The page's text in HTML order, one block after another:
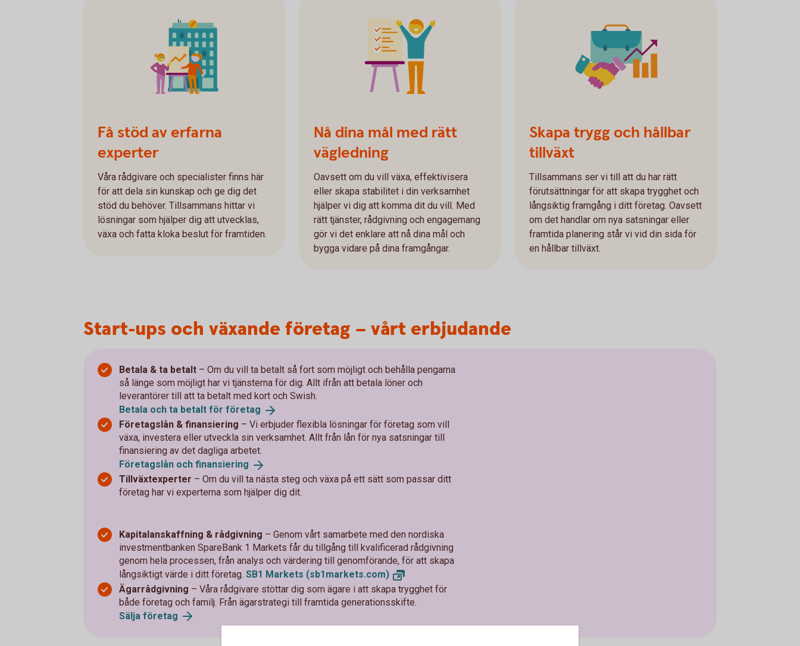
Få stöd av erfarna
experter
Våra rådgivare och specialister finns här
för att dela sin kunskap och ge dig det
stöd du behöver. Tillsammans hittar vi
lösningar som hjälper dig att utvecklas,
växa och fatta kloka beslut för framtiden.
Nå dina mål med rätt
vägledning
Oavsett om du vill växa, effektivisera
eller skapa stabilitet i din verksamhet
hjälper vi dig att komma dit du vill. Med
rätt tjänster, rådgivning och engagemang
gör vi det enklare att nå dina mål och
bygga vidare på dina framgångar.
Skapa trygg och hållbar
tillväxt
Tillsammans ser vi till att du har rätt
förutsättningar för att skapa trygghet och
långsiktig framgång i ditt företag. Oavsett
om det handlar om nya satsningar eller
framtida planering står vi vid din sida för
en hållbar tillväxt.
Start-ups och växande företag – vårt erbjudande
Betala & ta betalt – Om du vill ta betalt så fort som möjligt och behålla pengarna
så länge som möjligt har vi tjänsterna för dig. Allt ifrån att betala löner och
leverantörer till att ta betalt med kort och Swish.
Betala och ta betalt för företag
Företagslån & finansiering – Vi erbjuder flexibla lösningar för företag som vill
växa, investera eller utveckla sin verksamhet. Allt från lån för nya satsningar till
finansiering av det dagliga arbetet.
Företagslån och finansiering
Tillväxtexperter – Om du vill ta nästa steg och växa på ett sätt som passar ditt
företag har vi experterna som hjälper dig dit.
Kapitalanskaffning & rådgivning – Genom vårt samarbete med den nordiska
investmentbanken SpareBank 1 Markets får du tillgång till kvalificerad rådgivning
genom hela processen, från analys och värdering till genomförande, för att skapa
långsiktigt värde i ditt företag. SB1 Markets (sb1markets.com)
Ägarrådgivning – Våra rådgivare stöttar dig som ägare i att skapa trygghet för
både företag och familj. Från ägarstrategi till framtida generationsskifte.
Sälja företag